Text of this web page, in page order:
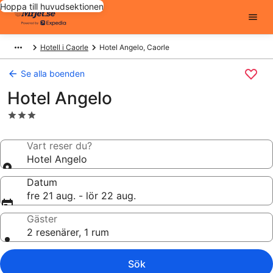
Hoppa till huvudsektionen
Hotell i Caorle Hotel Angelo, Caorle
Se alla boenden
Hotel Angelo
3.0-
boendeVart reser du?
Hotel Angelo
Datum
fre 21 aug. - lör 22 aug.
Gäster
2 resenärer, 1 rum
Sök